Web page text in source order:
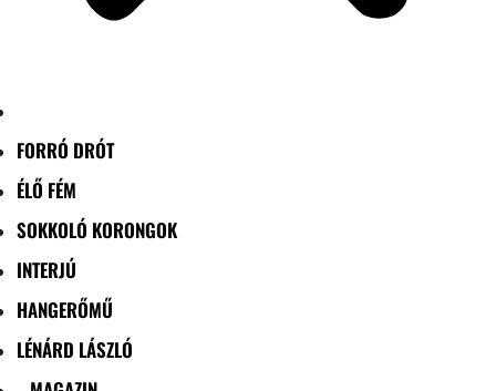
FORRÓ DRÓT
ÉLŐ FÉM
SOKKOLÓ KORONGOK
INTERJÚ
HANGERŐMŰ
LÉNÁRD LÁSZLÓ